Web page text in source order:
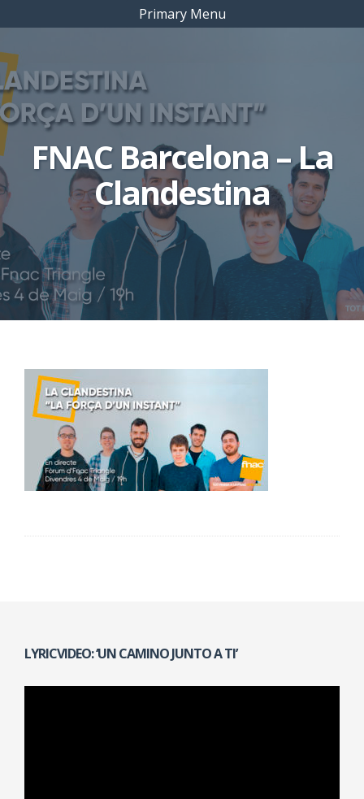
Primary Menu
FNAC Barcelona – La
Clandestina
LYRICVIDEO: ‘UN CAMINO JUNTO A TI’